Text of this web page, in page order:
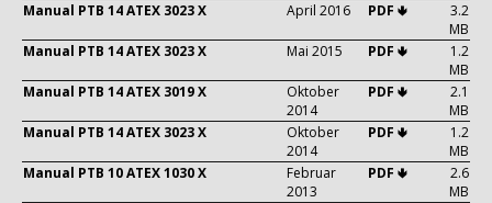
Manual PTB 14 ATEX 3023 X
April 2016 PDF 🢃
3.2
MB
Manual PTB 14 ATEX 3023 X
Mai 2015 PDF 🢃
1.2
MB
Manual PTB 14 ATEX 3019 X
Oktober
2014
PDF 🢃
2.1
MB
Manual PTB 14 ATEX 3023 X
Oktober
2014
PDF 🢃
1.2
MB
Manual PTB 10 ATEX 1030 X
Februar
2013
PDF 🢃
2.6
MB